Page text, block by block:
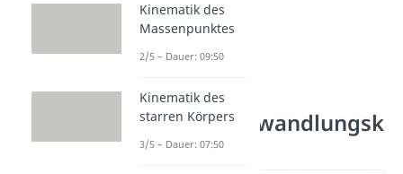
Energieumwandlungsk
ette
Kinematik des
Massenpunktes
2/5 – Dauer: 09:50
Kinematik des
starren Körpers
3/5 – Dauer: 07:50